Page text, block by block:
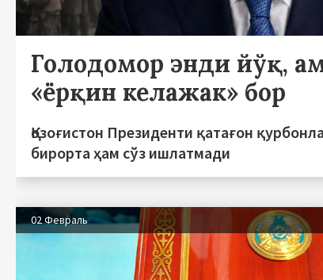
Голодомор энди йўқ,
«ёрқин келажак» бор
Қозоғистон Президенти қатағон
бирорта ҳам сўз ишлатмади
02 Февраль